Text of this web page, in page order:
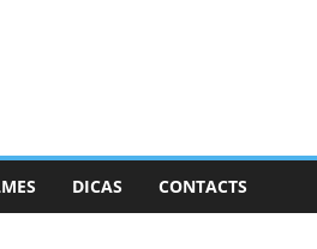
DICAS CONTACTS